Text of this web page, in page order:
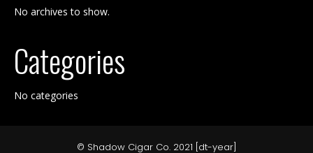
No archives to show.
Categories
No categories
© Shadow Cigar Co. 2021 [dt-year]